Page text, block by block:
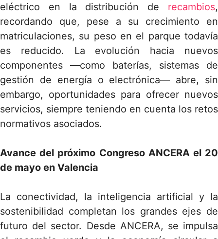
eléctrico en la distribución de recambios,
recordando que, pese a su crecimiento en
matriculaciones, su peso en el parque todavía
es reducido. La evolución hacia nuevos
componentes —como baterías, sistemas de
gestión de energía o electrónica— abre, sin
embargo, oportunidades para ofrecer nuevos
servicios, siempre teniendo en cuenta los retos
normativos asociados.
Avance del próximo Congreso ANCERA el 20
de mayo en Valencia
La conectividad, la inteligencia artificial y la
sostenibilidad completan los grandes ejes de
futuro del sector. Desde ANCERA, se impulsa